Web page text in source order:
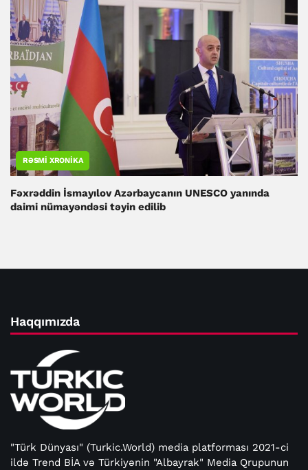
RƏSMI XRONIKA
Fəxrəddin İsmayılov Azərbaycanın UNESCO yanında
daimi nümayəndəsi təyin edilib
Haqqımızda
"Türk Dünyası" (Turkic.World) media platforması 2021-ci
ildə Trend BİA və Türkiyənin "Albayrak" Media Qrupunun